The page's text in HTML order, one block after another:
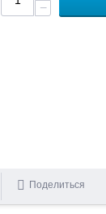
−
Поделиться